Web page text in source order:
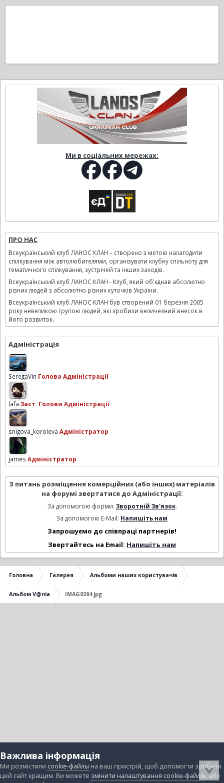
Ми в соціальних мережах:
ПРО НАС
Всеукраїнський клуб ЛАНОС КЛАН – створено з метою налагодити
спілкування між автолюбителями, організувати клубну спільноту для
тематичного спілкування, зустрічей та інших заходів.
Всеукраїнський клуб ЛАНОС КЛАН - Клуб, який об'єднав абсолютно
різних людей з абсолютно різних куточків України.
Всеукраїнський клуб ЛАНОС КЛАН був створений 01 березня 2005
року невеликою групою людей, які зробили величезний внесок в
його розвиток.
Адміністрація
SeregaVin Голова Адміністрації
lafa Заст. Голови Адміністрації
snigova_koroleva Адміністратор
james Адміністратор
З питань розміщення комерційних (або інших) матеріалів
на форумі звертатися до Адміністрації:
За допомогою форми: Зворотній Зв'язок.
За допомогою E-Mail: Напишіть нам
Запрошуємо до співпраці партнерів!
Звертайтесь на Email: Напишіть нам
Головна Галерея Альбоми наших користувачів
Альбом V@nia IMAG0284.jpg
Важлива інформація
Ми розмістили cookie-файлы на ваш пристрій, щоб допомогти зробити
цей сайт кращим. Ви можете змінити налаштування cookie-файлів, або